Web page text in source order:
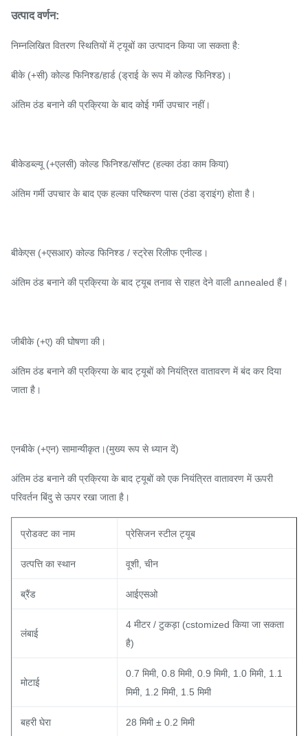
उत्पाद वर्णन:
निम्नलिखित वितरण स्थितियों में ट्यूबों का उत्पादन किया जा सकता है:
बीके (+सी) कोल्ड फिनिश्ड/हार्ड (ड्राई के रूप में कोल्ड फिनिश्ड)।
अंतिम ठंड बनाने की प्रक्रिया के बाद कोई गर्मी उपचार नहीं।
बीकेडब्ल्यू (+एलसी) कोल्ड फिनिश्ड/सॉफ्ट (हल्का ठंडा काम किया)
अंतिम गर्मी उपचार के बाद एक हल्का परिष्करण पास (ठंडा ड्राइंग) होता है।
बीकेएस (+एसआर) कोल्ड फिनिश्ड / स्ट्रेस रिलीफ एनील्ड।
अंतिम ठंड बनाने की प्रक्रिया के बाद ट्यूब तनाव से राहत देने वाली annealed हैं।
जीबीके (+ए) की घोषणा की।
अंतिम ठंड बनाने की प्रक्रिया के बाद ट्यूबों को नियंत्रित वातावरण में बंद कर दिया
जाता है।
एनबीके (+एन) सामान्यीकृत।(मुख्य रूप से ध्यान दें)
अंतिम ठंड बनाने की प्रक्रिया के बाद ट्यूबों को एक नियंत्रित वातावरण में ऊपरी
परिवर्तन बिंदु से ऊपर रखा जाता है।
प्रोडक्ट का नाम प्रेसिजन स्टील ट्यूब
उत्पत्ति का स्थान वूशी, चीन
ब्रैंड आईएसओ
लंबाई
4 मीटर / टुकड़ा (cstomized किया जा सकता
है)
मोटाई
0.7 मिमी, 0.8 मिमी, 0.9 मिमी, 1.0 मिमी, 1.1
मिमी, 1.2 मिमी, 1.5 मिमी
बहरी घेरा 28 मिमी ± 0.2 मिमी